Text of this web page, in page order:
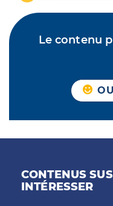
Le contenu
OUI
CONTENUS
INTÉRESSER